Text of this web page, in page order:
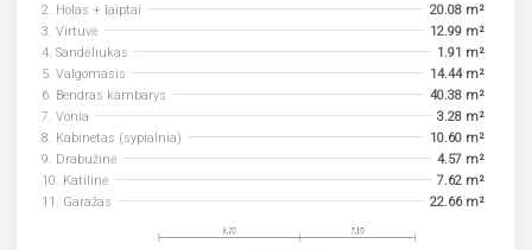
2. Holas + laiptai
20.08 m²
3. Virtuvė
12.99 m²
4. Sandėliukas
1.91 m²
5. Valgomasis
14.44 m²
6. Bendras kambarys
40.38 m²
7. Vonia
3.28 m²
8. Kabinetas (sypialnia)
10.60 m²
9. Drabužinė
4.57 m²
10. Katilinė
7.62 m²
11. Garažas
22.66 m²